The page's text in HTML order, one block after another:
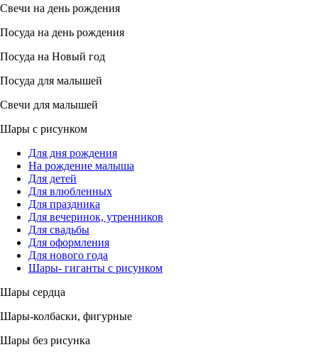
Свечи на день рождения
Посуда на день рождения
Посуда на Новый год
Посуда для малышей
Свечи для малышей
Шары с рисунком
Для дня рождения
На рождение малыша
Для детей
Для влюбленных
Для праздника
Для вечеринок, утренников
Для свадьбы
Для оформления
Для нового года
Шары- гиганты с рисунком
Шары сердца
Шары-колбаски, фигурные
Шары без рисунка